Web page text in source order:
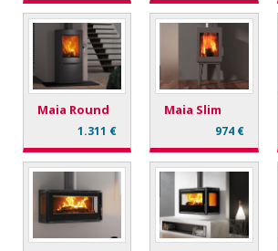
Maia Round
1.311 €
Maia Slim
974 €